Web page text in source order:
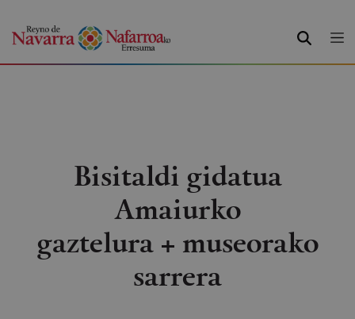
BILATU
Bisitaldi gidatua
Amaiurko
gaztelura + museorako
sarrera